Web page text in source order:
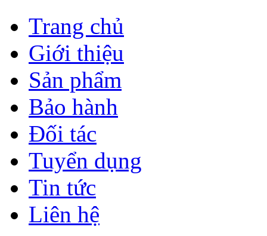
Trang chủ
Giới thiệu
Sản phẩm
Bảo hành
Đối tác
Tuyển dụng
Tin tức
Liên hệ